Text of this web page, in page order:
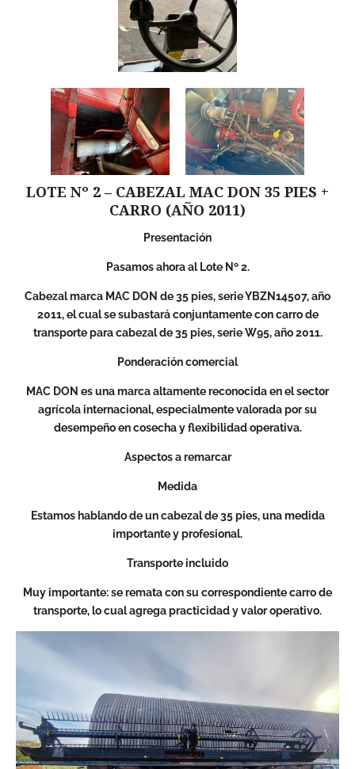
LOTE Nº 2 – CABEZAL MAC DON 35 PIES +
CARRO (AÑO 2011)
Presentación
Pasamos ahora al Lote Nº 2.
Cabezal marca MAC DON de 35 pies, serie YBZN14507, año
2011, el cual se subastará conjuntamente con carro de
transporte para cabezal de 35 pies, serie W95, año 2011.
Ponderación comercial
MAC DON es una marca altamente reconocida en el sector
agrícola internacional, especialmente valorada por su
desempeño en cosecha y flexibilidad operativa.
Aspectos a remarcar
Medida
Estamos hablando de un cabezal de 35 pies, una medida
importante y profesional.
Transporte incluido
Muy importante: se remata con su correspondiente carro de
transporte, lo cual agrega practicidad y valor operativo.